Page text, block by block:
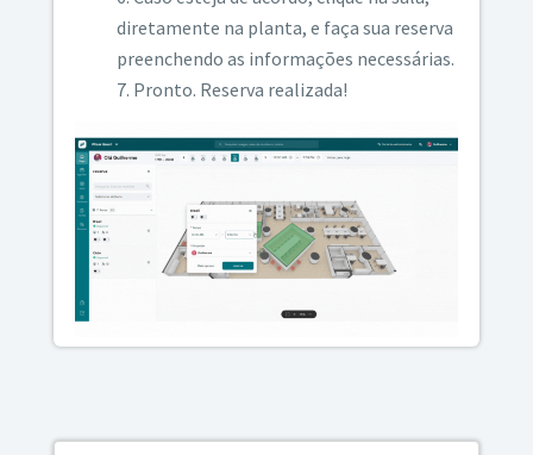
diretamente na planta, e faça sua reserva
preenchendo as informações necessárias.
Pronto. Reserva realizada!